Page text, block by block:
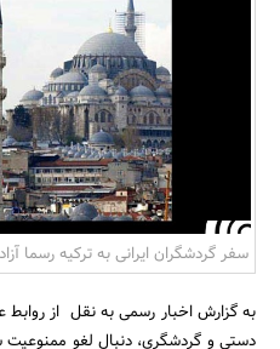
سفر گردشگران ایرانی به ترکیه رسما
به گزارش اخبار رسمی به نقل از
دستی و گردشگری، دنبال لغو ممنوعیت